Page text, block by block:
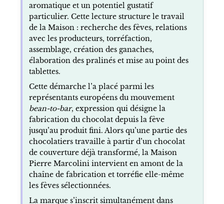
aromatique et un potentiel gustatif
particulier. Cette lecture structure le travail
de la Maison : recherche des fèves, relations
avec les producteurs, torréfaction,
assemblage, création des ganaches,
élaboration des pralinés et mise au point des
tablettes.
Cette démarche l’a placé parmi les
représentants européens du mouvement
bean-to-bar, expression qui désigne la
fabrication du chocolat depuis la fève
jusqu’au produit fini. Alors qu’une partie des
chocolatiers travaille à partir d’un chocolat
de couverture déjà transformé, la Maison
Pierre Marcolini intervient en amont de la
chaîne de fabrication et torréfie elle-même
les fèves sélectionnées.
La marque s’inscrit simultanément dans